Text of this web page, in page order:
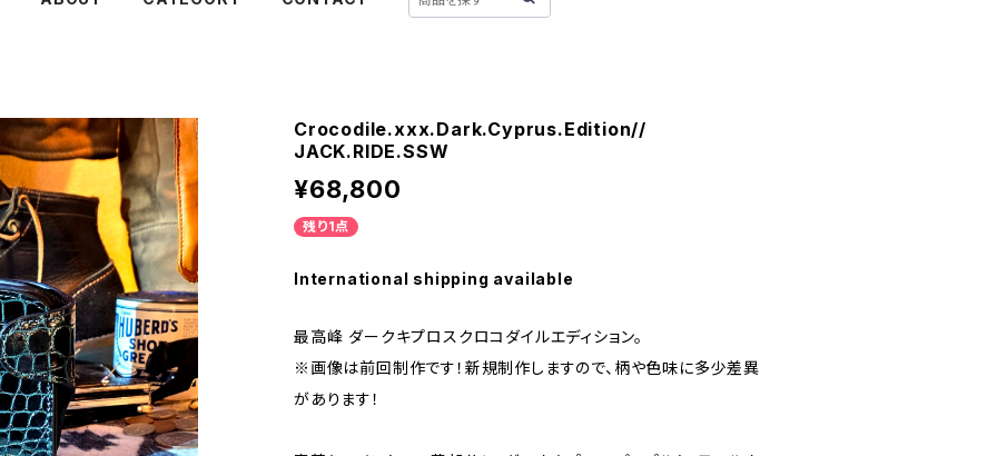
Crocodile.xxx.Dark.Cyprus.Edition//
JACK.RIDE.SSW
¥68,800
残り1点
International shipping available
最高峰 ダークキプロスクロコダイルエディション。
※画像は前回制作です！新規制作しますので、柄や色味に多少差異
があります！